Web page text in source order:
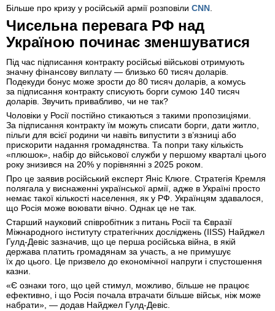
Більше про кризу у російській армії розповіли CNN.
Чисельна перевага РФ над
Україною починає зменшуватися
Під час підписання контракту російські військові отримують
значну фінансову виплату — близько 60 тисяч доларів.
Подекуди бонус може зрости до 80 тисяч доларів, а комусь
за підписання контракту списують борги сумою 140 тисяч
доларів. Звучить привабливо, чи не так?
Чоловіки у Росії постійно стикаються з такими пропозиціями.
За підписання контракту їм можуть списати борги, дати житло,
пільги для всієї родини чи навіть випустити з в’язниці або
прискорити надання громадянства. Та попри таку кількість
«плюшок», набір до військової служби у першому кварталі цього
року знизився на 20% у порівнянні з 2025 роком.
Про це заявив російський експерт Яніс Клюге. Стратегія Кремля
полягала у виснаженні української армії, адже в Україні просто
немає такої кількості населення, як у РФ. Українцям здавалося,
що Росія може воювати вічно. Однак це не так.
Старший науковий співробітник з питань Росії та Євразії
Міжнародного інституту стратегічних досліджень (IISS) Найджел
Гулд-Девіс зазначив, що це перша російська війна, в якій
держава платить громадянам за участь, а не примушує
їх до цього. Це призвело до економічної напруги і спустошення
казни.
«Є ознаки того, що цей стимул, можливо, більше не працює
ефективно, і що Росія почала втрачати більше військ, ніж може
набрати», — додав Найджел Гулд-Девіс.